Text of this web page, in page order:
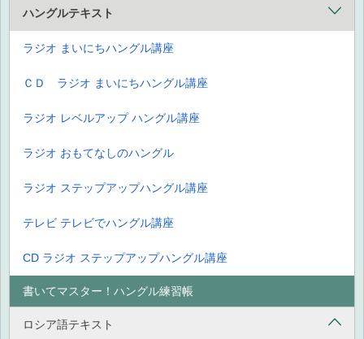
ハングルテキスト
ラジオ まいにちハングル講座
ＣＤ ラジオ まいにちハングル講座
ラジオ レベルアップ ハングル講座
ラジオ おもてなしのハングル
ラジオ ステップアップハングル講座
テレビ テレビでハングル講座
CD ラジオ ステップアップハングル講座
書いてマスター！ハングル練習帳
ロシア語テキスト